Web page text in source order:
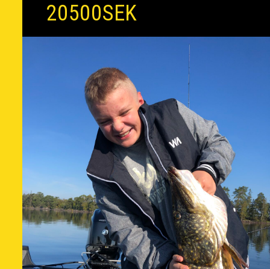
20500SEK